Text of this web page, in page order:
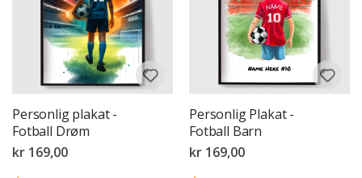
Personlig plakat -
Fotball Drøm
kr 169,00
Personlig Plakat -
Fotball Barn
kr 169,00